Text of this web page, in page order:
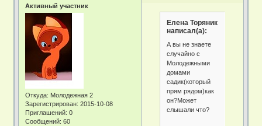
Активный участник
Откуда: Молодежная 2
Зарегистрирован: 2015-10-08
Приглашений: 0
Сообщений: 60
Елена Торяник
написал(а):
А вы не знаете
случайно с
Молодежными
домами
садик(который
прям рядом)как
он?Может
слышали что?